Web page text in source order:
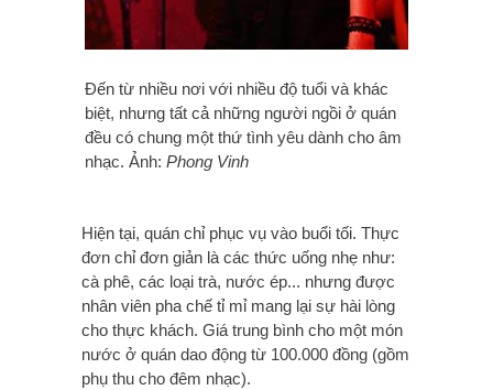
Đến từ nhiều nơi với nhiều độ tuổi và khác
biệt, nhưng tất cả những người ngồi ở quán
đều có chung một thứ tình yêu dành cho âm
nhạc. Ảnh: Phong Vinh
Hiện tại, quán chỉ phục vụ vào buổi tối. Thực
đơn chỉ đơn giản là các thức uống nhẹ như:
cà phê, các loại trà, nước ép... nhưng được
nhân viên pha chế tỉ mỉ mang lại sự hài lòng
cho thực khách. Giá trung bình cho một món
nước ở quán dao động từ 100.000 đồng (gồm
phụ thu cho đêm nhạc).